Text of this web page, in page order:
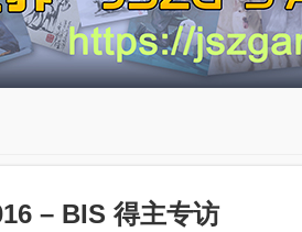
– BIS 得主专访